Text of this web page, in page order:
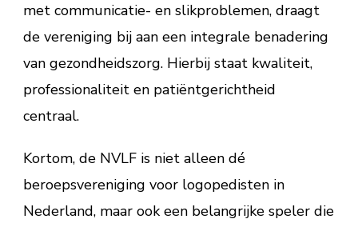
met communicatie- en slikproblemen, draagt
de vereniging bij aan een integrale benadering
van gezondheidszorg. Hierbij staat kwaliteit,
professionaliteit en patiëntgerichtheid
centraal.
Kortom, de NVLF is niet alleen dé
beroepsvereniging voor logopedisten in
Nederland, maar ook een belangrijke speler die